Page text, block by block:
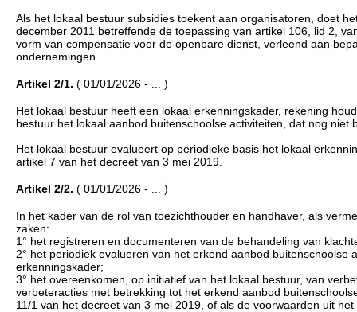
Als het lokaal bestuur subsidies toekent aan organisatoren, doet
december 2011 betreffende de toepassing van artikel 106, lid 2,
vorm van compensatie voor de openbare dienst, verleend aan
ondernemingen.
Artikel 2/1. ( 01/01/2026 - ... )
Het lokaal bestuur heeft een lokaal erkenningskader, rekening
bestuur het lokaal aanbod buitenschoolse activiteiten, dat nog
Het lokaal bestuur evalueert op periodieke basis het lokaal
artikel 7 van het decreet van 3 mei 2019.
Artikel 2/2. ( 01/01/2026 - ... )
In het kader van de rol van toezichthouder en handhaver, als
zaken:
1° het registreren en documenteren van de behandeling van
2° het periodiek evalueren van het erkend aanbod
erkenningskader;
3° het overeenkomen, op initiatief van het lokaal bestuur, van
verbeteracties met betrekking tot het erkend aanbod
11/1 van het decreet van 3 mei 2019, of als de voorwaarden uit